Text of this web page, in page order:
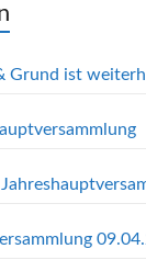
Grund ist